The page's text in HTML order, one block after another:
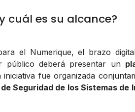
cuál es su alcance?
el Numerique, el brazo
público deberá presentar un
iniciativa fue organizada
Seguridad de los Sistemas de